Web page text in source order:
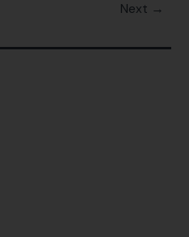
Next →